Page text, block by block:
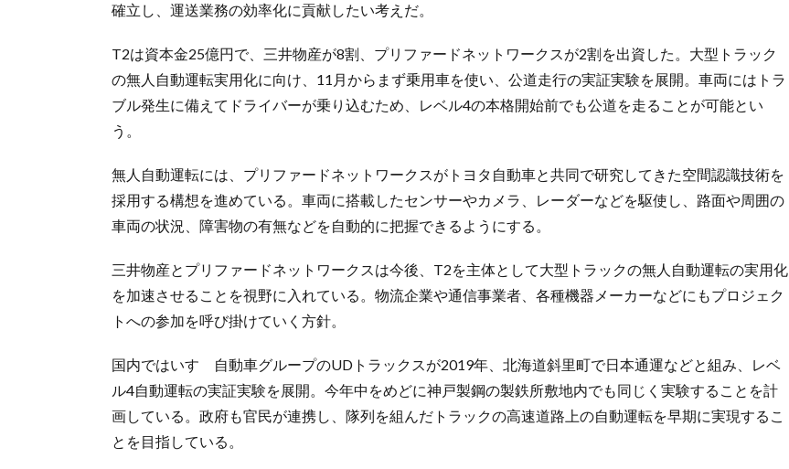
確立し、運送業務の効率化に貢献したい考えだ。
T2は資本金25億円で、三井物産が8割、プリファードネットワークスが2割を出資した。大型トラック
の無人自動運転実用化に向け、11月からまず乗用車を使い、公道走行の実証実験を展開。車両にはトラ
ブル発生に備えてドライバーが乗り込むため、レベル4の本格開始前でも公道を走ることが可能とい
う。
無人自動運転には、プリファードネットワークスがトヨタ自動車と共同で研究してきた空間認識技術を
採用する構想を進めている。車両に搭載したセンサーやカメラ、レーダーなどを駆使し、路面や周囲の
車両の状況、障害物の有無などを自動的に把握できるようにする。
三井物産とプリファードネットワークスは今後、T2を主体として大型トラックの無人自動運転の実用化
を加速させることを視野に入れている。物流企業や通信事業者、各種機器メーカーなどにもプロジェク
トへの参加を呼び掛けていく方針。
国内ではいすゞ自動車グループのUDトラックスが2019年、北海道斜里町で日本通運などと組み、レベ
ル4自動運転の実証実験を展開。今年中をめどに神戸製鋼の製鉄所敷地内でも同じく実験することを計
画している。政府も官民が連携し、隊列を組んだトラックの高速道路上の自動運転を早期に実現するこ
とを目指している。